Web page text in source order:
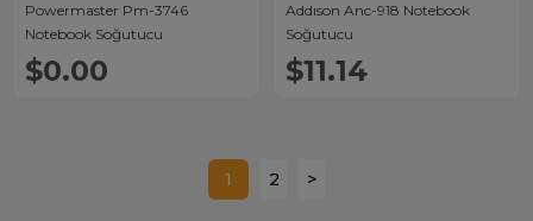
Powermaster Pm-3746
Notebook Soğutucu
$0.00
Addıson Anc-918 Notebook
Soğutucu
$11.14
1 2 >